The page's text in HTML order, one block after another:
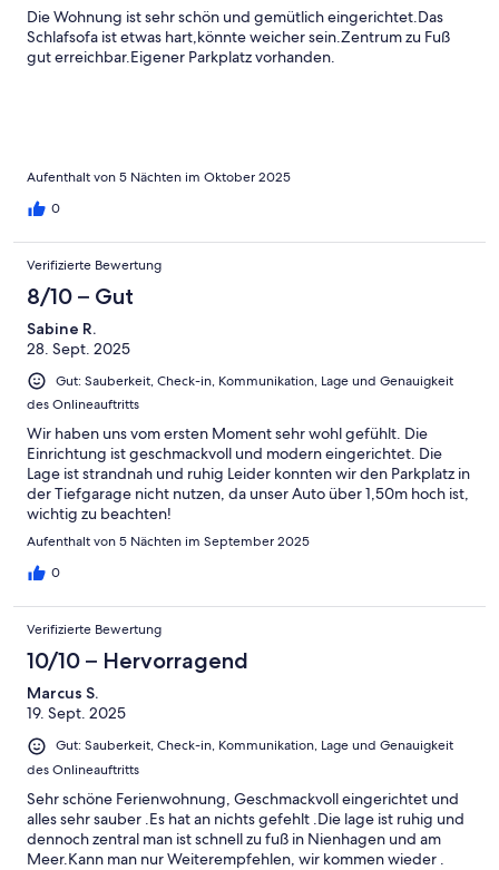
Die Wohnung ist sehr schön und gemütlich eingerichtet.Das
Schlafsofa ist etwas hart,könnte weicher sein.Zentrum zu Fuß
gut erreichbar.Eigener Parkplatz vorhanden.
Aufenthalt von 5 Nächten im Oktober 2025
0
Verifizierte Bewertung
8/10 – Gut
Sabine R.
28. Sept. 2025
Gut: Sauberkeit, Check-in, Kommunikation, Lage und Genauigkeit
des Onlineauftritts
Wir haben uns vom ersten Moment sehr wohl gefühlt. Die
Einrichtung ist geschmackvoll und modern eingerichtet. Die
Lage ist strandnah und ruhig Leider konnten wir den Parkplatz in
der Tiefgarage nicht nutzen, da unser Auto über 1,50m hoch ist,
wichtig zu beachten!
Aufenthalt von 5 Nächten im September 2025
0
Verifizierte Bewertung
10/10 – Hervorragend
Marcus S.
19. Sept. 2025
Gut: Sauberkeit, Check-in, Kommunikation, Lage und Genauigkeit
des Onlineauftritts
Sehr schöne Ferienwohnung, Geschmackvoll eingerichtet und
alles sehr sauber .Es hat an nichts gefehlt .Die lage ist ruhig und
dennoch zentral man ist schnell zu fuß in Nienhagen und am
Meer.Kann man nur Weiterempfehlen, wir kommen wieder .